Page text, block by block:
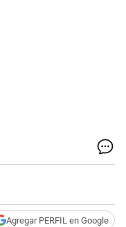
Agregar PERFIL en Google